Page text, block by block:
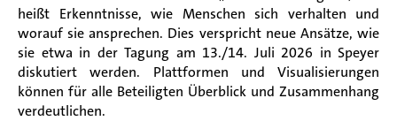
heißt Erkenntnisse, wie Menschen sich verhalten und
worauf sie ansprechen. Dies verspricht neue Ansätze, wie
sie etwa in der Tagung am 13./14. Juli 2026 in Speyer
diskutiert werden. Plattformen und Visualisierungen
können für alle Beteiligten Überblick und Zusammenhang
verdeutlichen.